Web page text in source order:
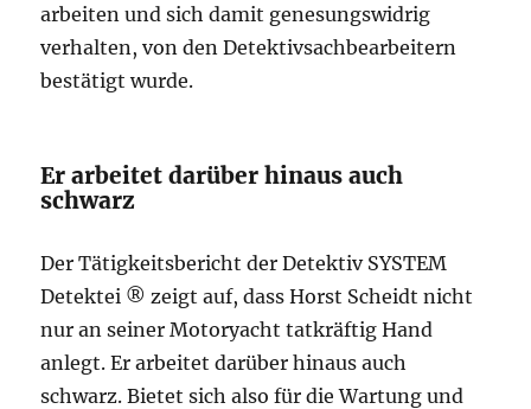
arbeiten und sich damit genesungswidrig
verhalten, von den Detektivsachbearbeitern
bestätigt wurde.
Er arbeitet darüber hinaus auch
schwarz
Der Tätigkeitsbericht der Detektiv SYSTEM
Detektei ® zeigt auf, dass Horst Scheidt nicht
nur an seiner Motoryacht tatkräftig Hand
anlegt. Er arbeitet darüber hinaus auch
schwarz. Bietet sich also für die Wartung und